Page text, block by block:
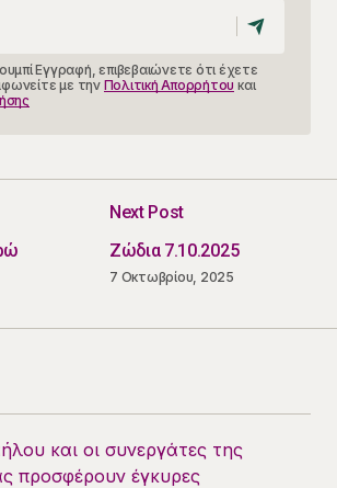
Εγγραφή, επιβεβαιώνετε ότι έχετε
με την Πολιτική Απορρήτου και
Next Post
Ζώδια 7.10.2025
7 Οκτωβρίου, 2025
και οι συνεργάτες της
προσφέρουν έγκυρες